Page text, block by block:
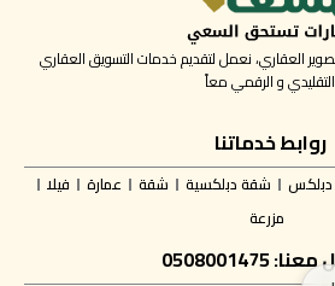
العقاري، نعمل لتقديم خدمات التسويق العقاري
التقليدي و الرقمي معاً
روابط خدماتنا
دبلكس شقة دبلكسية شقة عمارة
فيلا
مزرعة
0508001475